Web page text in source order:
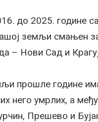
до 2025. године
земљи смањен
– Нови Сад и
прошле године
него умрлих, а
Прешево и